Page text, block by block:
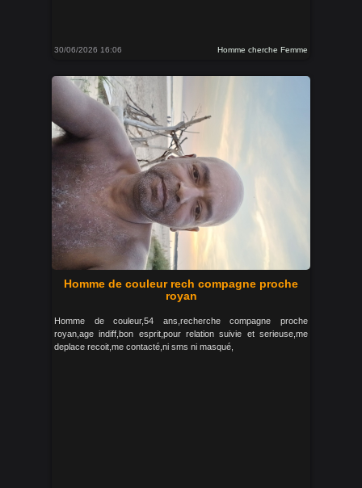
30/06/2026 16:06 Homme cherche Femme
Homme de couleur rech compagne proche
royan
Homme de couleur,54 ans,recherche compagne proche
royan,age indiff,bon esprit,pour relation suivie et serieuse,me
deplace recoit,me contacté,ni sms ni masqué,